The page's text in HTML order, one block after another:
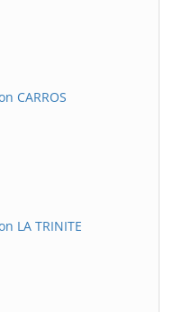
CARROS
LA TRINITE